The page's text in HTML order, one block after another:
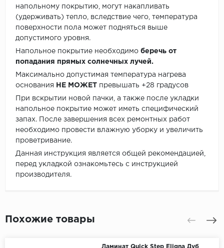
напольному покрытию, могут накапливать
(удерживать) тепло, вследствие чего, температура
поверхности пола может подняться выше
допустимого уровня.
Напольное покрытие необходимо беречь от
попадания прямых солнечных лучей.
Максимально допустимая температура нагрева
основания
НЕ МОЖЕТ превышать +28 градусов
При вскрытии новой пачки, а также после укладки
напольное покрытие может иметь специфический
запах. После завершения всех ремонтных работ
необходимо провести влажную уборку и увеличить
проветривание.
Данная инструкция является общей рекомендацией,
перед укладкой ознакомьтесь с инструкцией
производителя.
Похожие товары